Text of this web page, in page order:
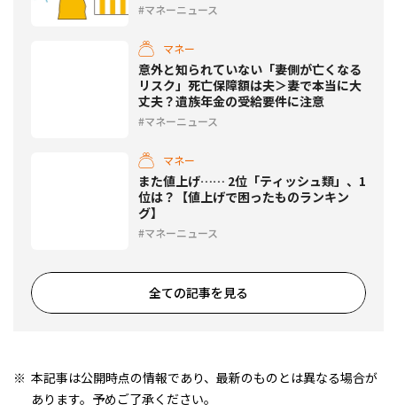
マネーニュース
マネー
意外と知られていない「妻側が亡くなる
リスク」死亡保障額は夫＞妻で本当に大
丈夫？遺族年金の受給要件に注意
マネーニュース
マネー
また値上げ…… 2位「ティッシュ類」、1
位は？【値上げで困ったものランキン
グ】
マネーニュース
全ての記事を見る
本記事は公開時点の情報であり、最新のものとは異なる場合が
あります。予めご了承ください。